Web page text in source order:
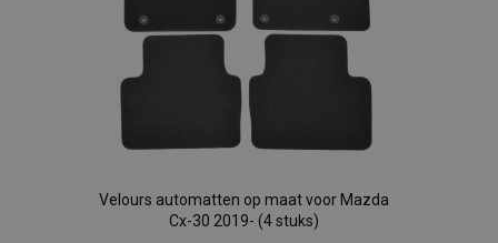
Velours automatten op maat voor Mazda
Cx-30 2019- (4 stuks)